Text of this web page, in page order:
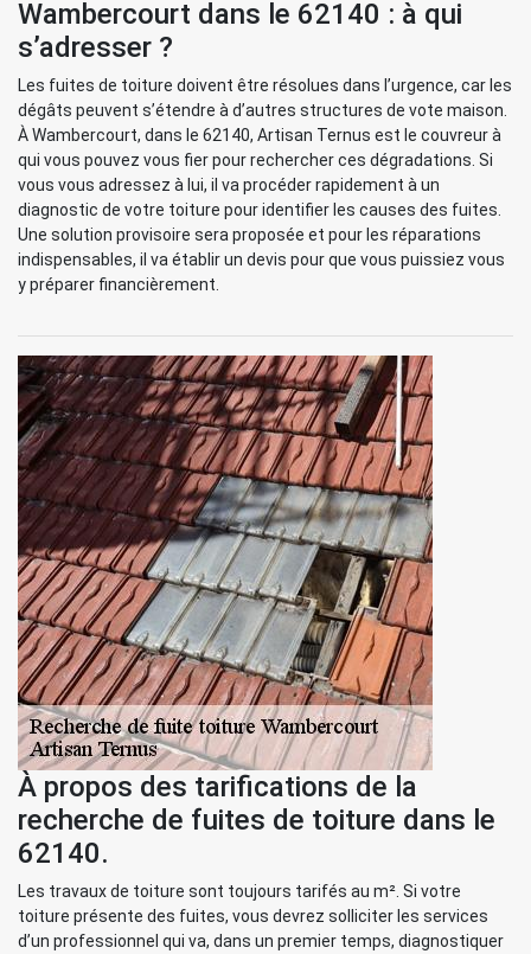
Wambercourt dans le 62140 : à qui
s’adresser ?
Les fuites de toiture doivent être résolues dans l’urgence, car les
dégâts peuvent s’étendre à d’autres structures de vote maison.
À Wambercourt, dans le 62140, Artisan Ternus est le couvreur à
qui vous pouvez vous fier pour rechercher ces dégradations. Si
vous vous adressez à lui, il va procéder rapidement à un
diagnostic de votre toiture pour identifier les causes des fuites.
Une solution provisoire sera proposée et pour les réparations
indispensables, il va établir un devis pour que vous puissiez vous
y préparer financièrement.
À propos des tarifications de la
recherche de fuites de toiture dans le
62140.
Les travaux de toiture sont toujours tarifés au m². Si votre
toiture présente des fuites, vous devrez solliciter les services
d’un professionnel qui va, dans un premier temps, diagnostiquer